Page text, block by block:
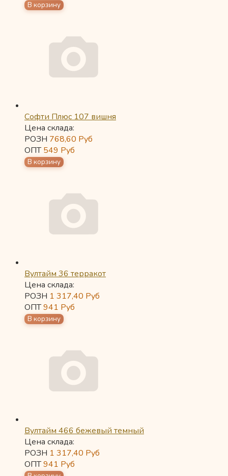
Софти Плюс 107 вишня
Цена склада:
РОЗН 768,60 Руб
ОПТ549 Руб
Вултайм 36 терракот
Цена склада:
РОЗН 1 317,40 Руб
ОПТ941 Руб
Вултайм 466 бежевый темный
Цена склада:
РОЗН 1 317,40 Руб
ОПТ941 Руб